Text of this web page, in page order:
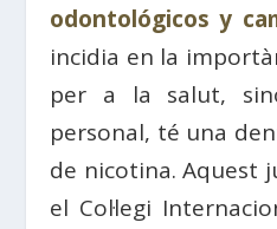
odontológicos y
incidia en la
per a la salut,
personal, té una
de nicotina. Aquest
el Col·legi